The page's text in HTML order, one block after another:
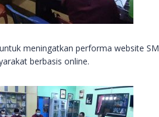
meningatkan performa website
berbasis online.